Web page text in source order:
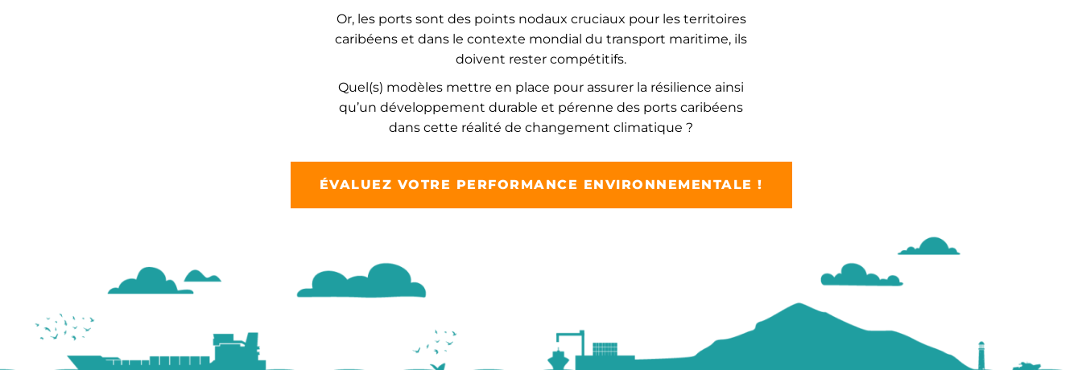
Or, les ports sont des points nodaux cruciaux pour les territoires
caribéens et dans le contexte mondial du transport maritime, ils
doivent rester compétitifs.
Quel(s) modèles mettre en place pour assurer la résilience ainsi
qu’un développement durable et pérenne des ports caribéens
dans cette réalité de changement climatique ?
ÉVALUEZ VOTRE PERFORMANCE ENVIRONNEMENTALE !